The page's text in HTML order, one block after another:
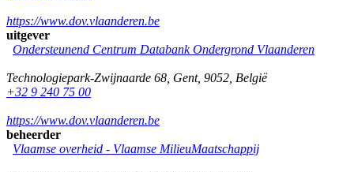
https://www.dov.vlaanderen.be
uitgever
Ondersteunend Centrum Databank Ondergrond Vlaanderen
Technologiepark-Zwijnaarde 68 Gent, 9052 België
+32 9 240 75 00
https://www.dov.vlaanderen.be
beheerder
Vlaamse overheid - Vlaamse MilieuMaatschappij